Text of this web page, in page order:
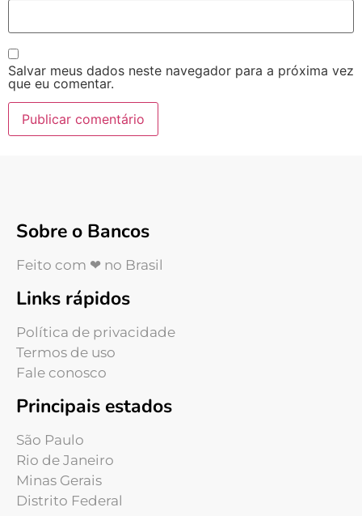
Salvar meus dados neste navegador para a próxima vez
que eu comentar.
Sobre o Bancos
Feito com ❤ no Brasil
Links rápidos
Política de privacidade
Termos de uso
Fale conosco
Principais estados
São Paulo
Rio de Janeiro
Minas Gerais
Distrito Federal